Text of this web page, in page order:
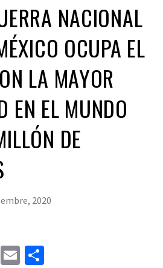
NACIONAL
OCUPA EL
LA MAYOR
EN EL MUNDO
DE
2020
LinkedIn
Email